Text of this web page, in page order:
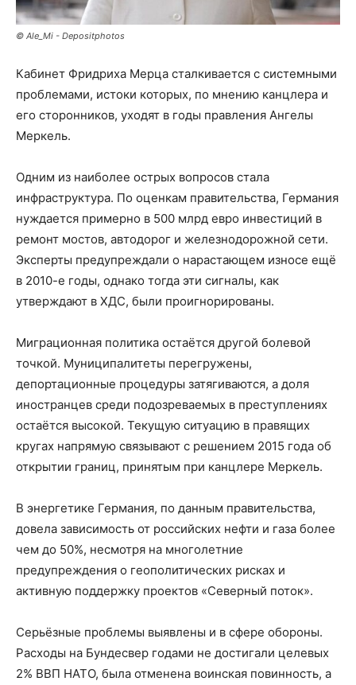
© Ale_Mi - Depositphotos
Кабинет Фридриха Мерца сталкивается с системными
проблемами, истоки которых, по мнению канцлера и
его сторонников, уходят в годы правления Ангелы
Меркель.
Одним из наиболее острых вопросов стала
инфраструктура. По оценкам правительства, Германия
нуждается примерно в 500 млрд евро инвестиций в
ремонт мостов, автодорог и железнодорожной сети.
Эксперты предупреждали о нарастающем износе ещё
в 2010-е годы, однако тогда эти сигналы, как
утверждают в ХДС, были проигнорированы.
Миграционная политика остаётся другой болевой
точкой. Муниципалитеты перегружены,
депортационные процедуры затягиваются, а доля
иностранцев среди подозреваемых в преступлениях
остаётся высокой. Текущую ситуацию в правящих
кругах напрямую связывают с решением 2015 года об
открытии границ, принятым при канцлере Меркель.
В энергетике Германия, по данным правительства,
довела зависимость от российских нефти и газа более
чем до 50%, несмотря на многолетние
предупреждения о геополитических рисках и
активную поддержку проектов «Северный поток».
Серьёзные проблемы выявлены и в сфере обороны.
Расходы на Бундесвер годами не достигали целевых
2% ВВП НАТО, была отменена воинская повинность, а